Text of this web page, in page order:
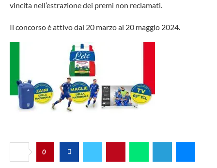
vincita nell’estrazione dei premi non reclamati.
Il concorso è attivo dal 20 marzo al 20 maggio 2024.
0